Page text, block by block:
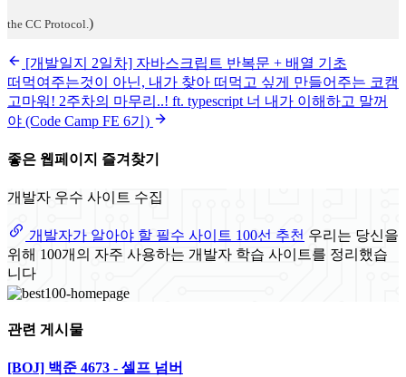
the CC Protocol. )
[개발일지 2일차] 자바스크립트 반복문 + 배열 기초
떠먹여주는것이 아닌, 내가 찾아 떠먹고 싶게 만들어주는 코캠
고마워! 2주차의 마무리..! ft. typescript 너 내가 이해하고 말꺼
야 (Code Camp FE 6기)
좋은 웹페이지 즐겨찾기
개발자 우수 사이트 수집
개발자가 알아야 할 필수 사이트 100선 추천 우리는 당신을
위해 100개의 자주 사용하는 개발자 학습 사이트를 정리했습
니다
관련 게시물
[BOJ] 백준 4673 - 셀프 넘버